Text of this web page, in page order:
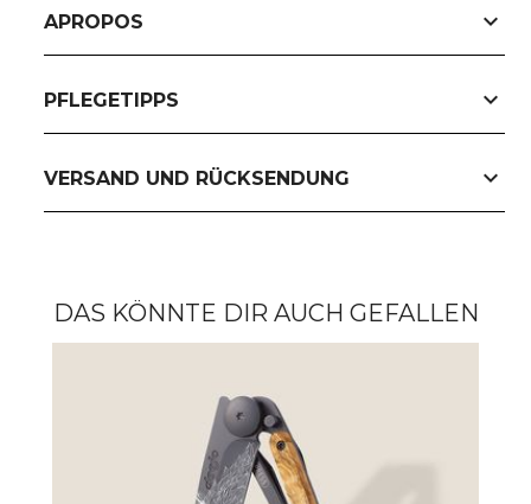
APROPOS expand_more
PFLEGETIPPS expand_more
VERSAND UND RÜCKSENDUNG expand_more
DAS KÖNNTE DIR AUCH GEFALLEN